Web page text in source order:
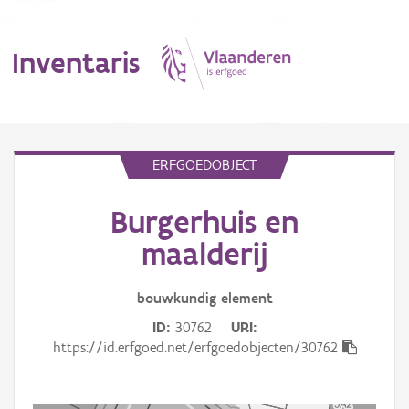
Inventaris
ERFGOEDOBJECT
Burgerhuis en
maalderij
bouwkundig element
ID 30762
URI
https://id.erfgoed.net/erfgoedobjecten/30762